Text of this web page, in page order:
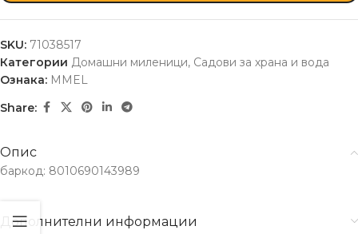
SKU: 71038517
Категории Домашни миленици, Садови за храна и вода
Ознака: MMEL
Share:
Опис
баркод: 8010690143989
Дополнителни информации